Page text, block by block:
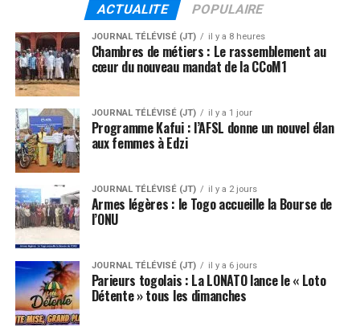
ACTUALITE POPULAIRE
JOURNAL TÉLÉVISÉ (JT) il y a 8 heures
Chambres de métiers : Le rassemblement au
cœur du nouveau mandat de la CCoM1
JOURNAL TÉLÉVISÉ (JT) il y a 1 jour
Programme Kafui : l’AFSL donne un nouvel élan
aux femmes à Edzi
JOURNAL TÉLÉVISÉ (JT) il y a 2 jours
Armes légères : le Togo accueille la Bourse de
l’ONU
JOURNAL TÉLÉVISÉ (JT) il y a 6 jours
Parieurs togolais : La LONATO lance le « Loto
Détente » tous les dimanches